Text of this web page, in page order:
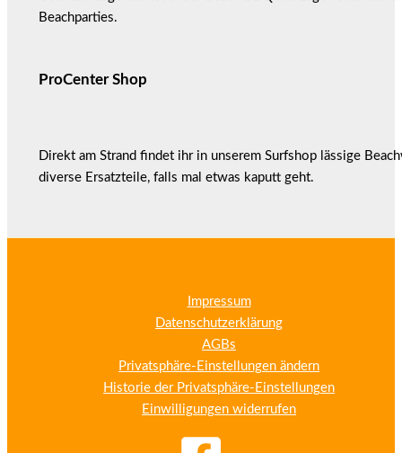
Beachparties.
ProCenter Shop
Direkt am Strand findet ihr in unserem Surfshop lässige
diverse Ersatzteile, falls mal etwas kaputt geht.
Impressum
Datenschutzerklärung
AGBs
Privatsphäre-Einstellungen ändern
Historie der Privatsphäre-Einstellungen
Einwilligungen widerrufen